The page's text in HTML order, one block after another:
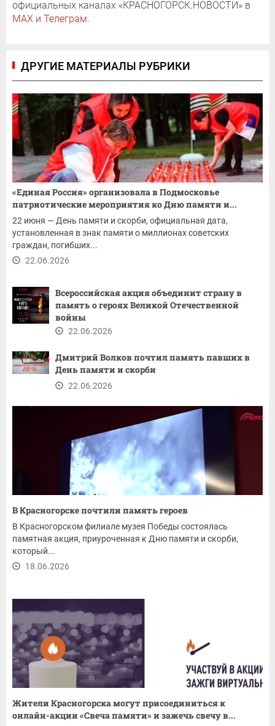
официальных каналах «КРАСНОГОРСК.НОВОСТИ» в
MAX и Телеграм.
ДРУГИЕ МАТЕРИАЛЫ РУБРИКИ
«Единая Россия» организовала в Подмосковье
патриотические мероприятия ко Дню памяти и...
22 июня — День памяти и скорби, официальная дата,
установленная в знак памяти о миллионах советских
граждан, погибших...
22.06.2026
Всероссийская акция объединит страну в
память о героях Великой Отечественной
войны
22.06.2026
Дмитрий Волков почтил память павших в
День памяти и скорби
22.06.2026
В Красногорске почтили память героев
В Красногорском филиале музея Победы состоялась
памятная акция, приуроченная к Дню памяти и скорби,
который...
18.06.2026
Жители Красногорска могут присоединиться к
онлайн-акции «Свеча памяти» и зажечь свечу в...